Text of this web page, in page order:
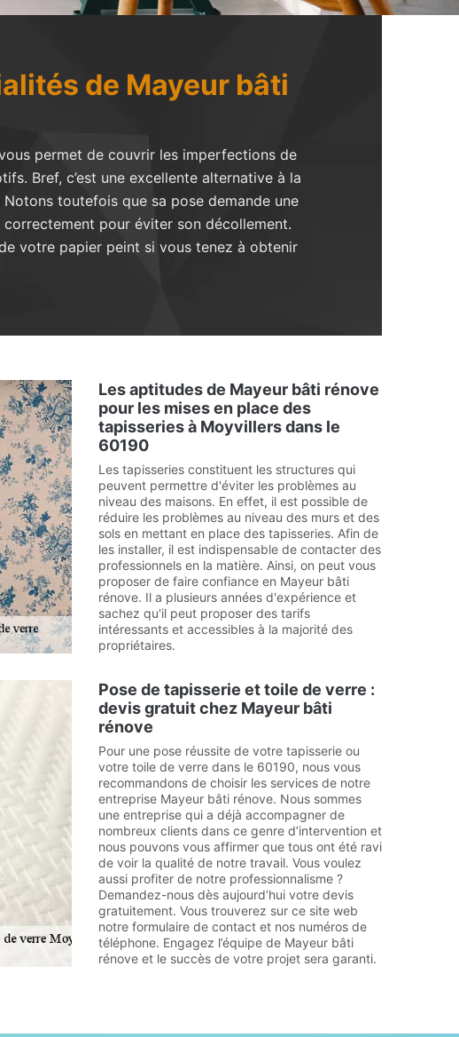
de Mayeur bâti
permet de couvrir les imperfections de
Bref, c’est une excellente alternative à la
toutefois que sa pose demande une
pour éviter son décollement.
votre papier peint si vous tenez à obtenir
Les aptitudes de Mayeur bâti rénove
pour les mises en place des
tapisseries à Moyvillers dans le
60190
Les tapisseries constituent les structures qui
peuvent permettre d'éviter les problèmes au
niveau des maisons. En effet, il est possible de
réduire les problèmes au niveau des murs et des
sols en mettant en place des tapisseries. Afin de
les installer, il est indispensable de contacter des
professionnels en la matière. Ainsi, on peut vous
proposer de faire confiance en Mayeur bâti
rénove. Il a plusieurs années d'expérience et
sachez qu'il peut proposer des tarifs
intéressants et accessibles à la majorité des
propriétaires.
Pose de tapisserie et toile de verre :
devis gratuit chez Mayeur bâti
rénove
Pour une pose réussite de votre tapisserie ou
votre toile de verre dans le 60190, nous vous
recommandons de choisir les services de notre
entreprise Mayeur bâti rénove. Nous sommes
une entreprise qui a déjà accompagner de
nombreux clients dans ce genre d’intervention et
nous pouvons vous affirmer que tous ont été ravi
de voir la qualité de notre travail. Vous voulez
aussi profiter de notre professionnalisme ?
Demandez-nous dès aujourd’hui votre devis
gratuitement. Vous trouverez sur ce site web
notre formulaire de contact et nos numéros de
téléphone. Engagez l’équipe de Mayeur bâti
rénove et le succès de votre projet sera garanti.